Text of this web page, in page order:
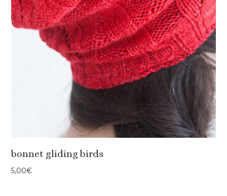
bonnet gliding birds
5,00€